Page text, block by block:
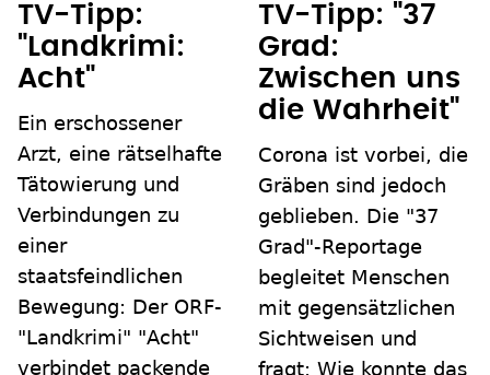
TV-Tipp:
"Landkrimi:
Acht"
Ein erschossener
Arzt, eine rätselhafte
Tätowierung und
Verbindungen zu
einer
staatsfeindlichen
Bewegung: Der ORF-
"Landkrimi" "Acht"
verbindet packende
TV-Tipp: "37
Grad:
Zwischen uns
die Wahrheit"
Corona ist vorbei, die
Gräben sind jedoch
geblieben. Die "37
Grad"-Reportage
begleitet Menschen
mit gegensätzlichen
Sichtweisen und
fragt: Wie konnte das